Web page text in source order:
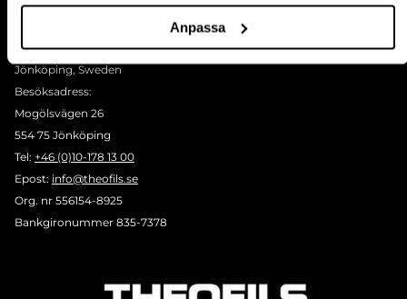
Anpassa
BOX 1009 551 11
Jönköping, Sweden
Besöksadress:
Mogölsvägen 26
554 75 Jönköping
Tel: +46 (0)10-178 13 00
Epost: info@theofils.se
Org. nr 556154-8925
Bankgironummer 835-7378